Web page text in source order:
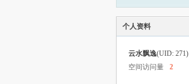
个人资料
云水飘逸(UID: 271)
空间访问量
2